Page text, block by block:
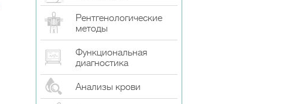
Рентгенологические
методы
Функциональная
диагностика
Анализы крови